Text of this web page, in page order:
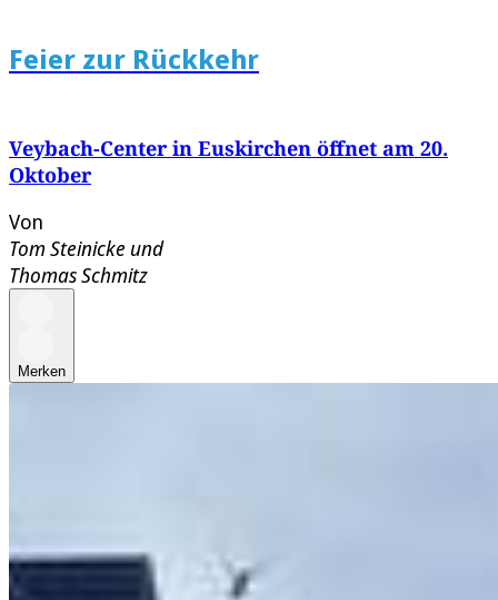
Feier zur Rückkehr
Veybach-Center in Euskirchen öffnet am 20.
Oktober
Von
Tom Steinicke und
Thomas Schmitz
Merken